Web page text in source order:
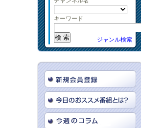
キーワード
ジャンル検索